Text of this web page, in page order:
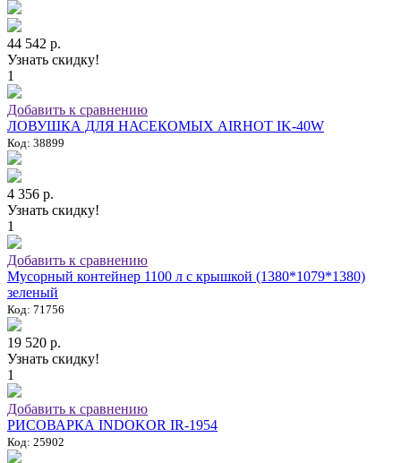
44 542 р.
Узнать скидку!
1
Добавить к сравнению
ЛОВУШКА ДЛЯ НАСЕКОМЫХ AIRHOT IK-40W
Код: 38899
4 356 р.
Узнать скидку!
1
Добавить к сравнению
Мусорный контейнер 1100 л с крышкой (1380*1079*1380)
зеленый
Код: 71756
19 520 р.
Узнать скидку!
1
Добавить к сравнению
РИСОВАРКА INDOKOR IR-1954
Код: 25902